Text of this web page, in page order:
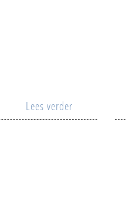
Lees verder